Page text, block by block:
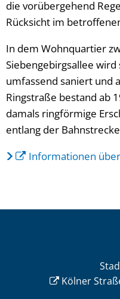
die vorübergehend
Rücksicht im
In dem Wohnquartier
Siebengebirgsallee
umfassend saniert und
Ringstraße bestand ab
damals ringförmige
entlang der
Informationen
Kölner